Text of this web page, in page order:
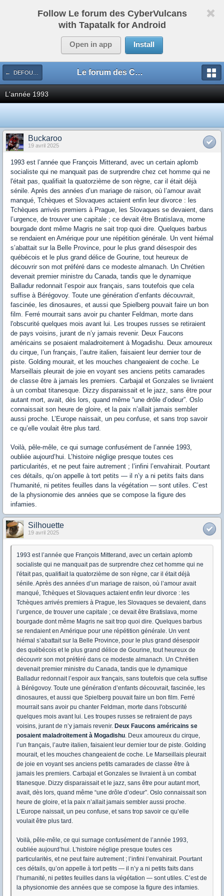
Follow Le forum des CyberVulcans
with Tapatalk for Android
Open in app Install
← DEFOULOIR Le forum des CyberVulcans
L'année 1993
Buckaroo
19 avril 2025
1993 est l’année que François Mitterand, avec un certain aplomb
socialiste qui ne manquait pas de surprendre chez cet homme qui ne
l'était pas, qualifiait la quatorzième de son règne, car il était déjà
sénile. Après des années d’un mariage de raison, où l’amour avait
manqué, Tchèques et Slovaques actaient enfin leur divorce : les
Tchèques arrivés premiers à Prague, les Slovaques se devaient, dans
l’urgence, de trouver une capitale ; ce devait être Bratislava, morne
bourgade dont même Magris ne sait trop quoi dire. Quelques barbus
se rendaient en Amérique pour une répétition générale. Un vent hiémal
s’abattait sur la Belle Province, pour le plus grand désespoir des
québécois et le plus grand délice de Gourine, tout heureux de
découvrir son mot préféré dans ce modeste almanach. Un Chrétien
devenait premier ministre du Canada, tandis que le dynamique
Balladur redonnait l’espoir aux français, sans toutefois que cela
suffise à Bérégovoy. Toute une génération d’enfants découvrait,
fascinée, les dinosaures, et aussi que Spielberg pouvait faire un bon
film. Ferré mourrait sans avoir pu chanter Feldman, morte dans
l'obscurité quelques mois avant lui. Les troupes russes se retiraient
de pays voisins, jurant de n’y jamais revenir. Deux Faucons
américains se posaient maladroitement à Mogadishu. Deux amoureux
du cirque, l’un français, l’autre italien, faisaient leur dernier tour de
piste. Golding mourait, et les mouches changeaient de coche. Le
Marseillais pleurait de joie en voyant ses anciens petits camarades
de classe être à jamais les premiers. Carbajal et Gonzales se livraient
à un combat titanesque. Dizzy disparaissait et le jazz, sans être pour
autant mort, avait, dès lors, quand même “une drôle d’odeur”. Oslo
connaissait son heure de gloire, et la paix n’allait jamais sembler
aussi proche. L’Europe naissait, un peu confuse, et sans trop savoir
ce qu’elle voulait être plus tard.
Voilà, pêle-mêle, ce qui surnage confusément de l’année 1993,
oubliée aujourd’hui. L’histoire néglige presque toutes ces
particularités, et ne peut faire autrement ; l’infini l’envahirait. Pourtant
ces détails, qu’on appelle à tort petits — il n’y a ni petits faits dans
l’humanité, ni petites feuilles dans la végétation — sont utiles. C’est
de la physionomie des années que se compose la figure des
infamies.
Silhouette
19 avril 2025
1993 est l’année que François Mitterand, avec un certain aplomb
socialiste qui ne manquait pas de surprendre chez cet homme qui ne
l'était pas, qualifiait la quatorzième de son règne, car il était déjà
sénile. Après des années d’un mariage de raison, où l’amour avait
manqué, Tchèques et Slovaques actaient enfin leur divorce : les
Tchèques arrivés premiers à Prague, les Slovaques se devaient, dans
l’urgence, de trouver une capitale ; ce devait être Bratislava, morne
bourgade dont même Magris ne sait trop quoi dire. Quelques barbus
se rendaient en Amérique pour une répétition générale. Un vent
hiémal s’abattait sur la Belle Province, pour le plus grand désespoir
des québécois et le plus grand délice de Gourine, tout heureux de
découvrir son mot préféré dans ce modeste almanach. Un Chrétien
devenait premier ministre du Canada, tandis que le dynamique
Balladur redonnait l’espoir aux français, sans toutefois que cela suffise
à Bérégovoy. Toute une génération d’enfants découvrait, fascinée, les
dinosaures, et aussi que Spielberg pouvait faire un bon film. Ferré
mourrait sans avoir pu chanter Feldman, morte dans l'obscurité
quelques mois avant lui. Les troupes russes se retiraient de pays
voisins, jurant de n’y jamais revenir. Deux Faucons américains se
posaient maladroitement à Mogadishu. Deux amoureux du cirque,
l’un français, l’autre italien, faisaient leur dernier tour de piste. Golding
mourait, et les mouches changeaient de coche. Le Marseillais pleurait
de joie en voyant ses anciens petits camarades de classe être à
jamais les premiers. Carbajal et Gonzales se livraient à un combat
titanesque. Dizzy disparaissait et le jazz, sans être pour autant mort,
avait, dès lors, quand même “une drôle d’odeur”. Oslo connaissait son
heure de gloire, et la paix n’allait jamais sembler aussi proche.
L’Europe naissait, un peu confuse, et sans trop savoir ce qu’elle
voulait être plus tard.
Voilà, pêle-mêle, ce qui surnage confusément de l’année 1993,
oubliée aujourd’hui. L’histoire néglige presque toutes ces
particularités, et ne peut faire autrement ; l’infini l’envahirait. Pourtant
ces détails, qu’on appelle à tort petits — il n’y a ni petits faits dans
l’humanité, ni petites feuilles dans la végétation — sont utiles. C’est de
la physionomie des années que se compose la figure des infamies.